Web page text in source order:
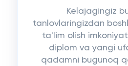
Kelajagingiz
tanlovlaringizdan
ta'lim olish
diplom va yangi
qadamni bugunoq